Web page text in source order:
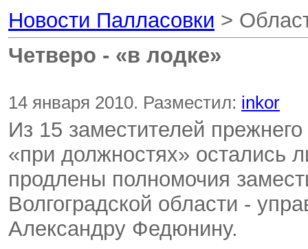
Новости Палласовки >
Четверо - «в лодке»
14 января 2010. Разместил: inkor
Из 15 заместителей
«при должностях» остались
продлены полномочия
Волгоградской области -
Александру Федюнину.